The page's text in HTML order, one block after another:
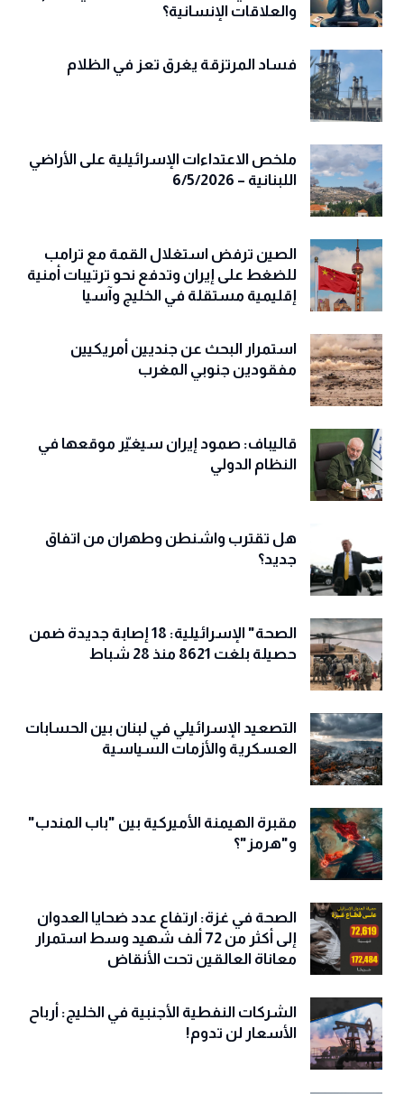
والعلاقات الإنسانية؟
فساد المرتزقة يغرق تعز في الظلام
ملخص الاعتداءات الإسرائيلية على الأراضي
اللبنانية – 6/5/2026
الصين ترفض استغلال القمة مع ترامب
للضغط على إيران وتدفع نحو ترتيبات أمنية
إقليمية مستقلة في الخليج وآسيا
استمرار البحث عن جنديين أمريكيين
مفقودين جنوبي المغرب
قاليباف: صمود إيران سيغيّر موقعها في
النظام الدولي
هل تقترب واشنطن وطهران من اتفاق
جديد؟
الصحة" الإسرائيلية: 18 إصابة جديدة ضمن
حصيلة بلغت 8621 منذ 28 شباط
التصعيد الإسرائيلي في لبنان بين الحسابات
العسكرية والأزمات السياسية
مقبرة الهيمنة الأميركية بين "باب المندب"
و"هرمز"؟
الصحة في غزة: ارتفاع عدد ضحايا العدوان
إلى أكثر من 72 ألف شهيد وسط استمرار
معاناة العالقين تحت الأنقاض
الشركات النفطية الأجنبية في الخليج: أرباح
الأسعار لن تدوم!